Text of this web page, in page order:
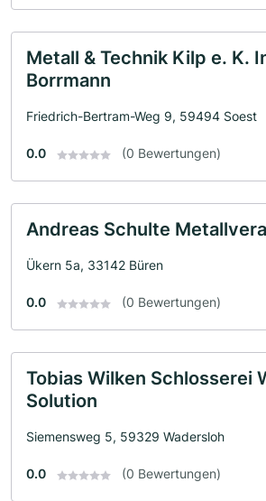
Metall & Technik Kilp e. K.
Borrmann
Friedrich-Bertram-Weg 9, 59494 Soest
0.0 (0 Bewertungen)
Andreas Schulte
Ükern 5a, 33142 Büren
0.0 (0 Bewertungen)
Tobias Wilken Schlosserei
Solution
Siemensweg 5, 59329 Wadersloh
0.0 (0 Bewertungen)